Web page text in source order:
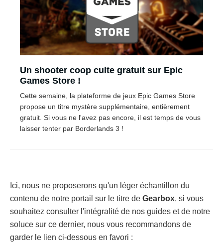
Un shooter coop culte gratuit sur Epic
Games Store !
Cette semaine, la plateforme de jeux Epic Games Store
propose un titre mystère supplémentaire, entièrement
gratuit. Si vous ne l'avez pas encore, il est temps de vous
laisser tenter par Borderlands 3 !
Ici, nous ne proposerons qu'un léger échantillon du
contenu de notre portail sur le titre de Gearbox, si vous
souhaitez consulter l'intégralité de nos guides et de notre
soluce sur ce dernier, nous vous recommandons de
garder le lien ci-dessous en favori :